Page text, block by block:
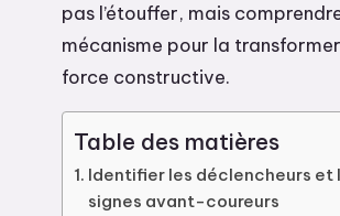
pas l’étouffer, mais
mécanisme pour la
force constructive.
Table des matières
Identifier les déclencheurs et
signes avant-coureurs